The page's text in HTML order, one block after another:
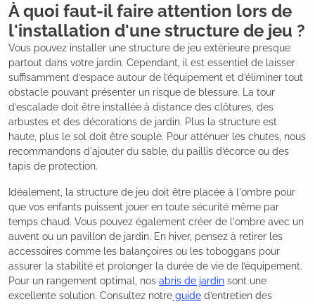
À quoi faut-il faire attention lors de
l'installation d'une structure de jeu ?
Vous pouvez installer une structure de jeu extérieure presque
partout dans votre jardin. Cependant, il est essentiel de laisser
suffisamment d’espace autour de l’équipement et d’éliminer tout
obstacle pouvant présenter un risque de blessure. La tour
d’escalade doit être installée à distance des clôtures, des
arbustes et des décorations de jardin. Plus la structure est
haute, plus le sol doit être souple. Pour atténuer les chutes, nous
recommandons d'ajouter du sable, du paillis d’écorce ou des
tapis de protection.
Idéalement, la structure de jeu doit être placée à l'ombre pour
que vos enfants puissent jouer en toute sécurité même par
temps chaud. Vous pouvez également créer de l'ombre avec un
auvent ou un pavillon de jardin. En hiver, pensez à retirer les
accessoires comme les balançoires ou les toboggans pour
assurer la stabilité et prolonger la durée de vie de l’équipement.
Pour un rangement optimal, nos abris de jardin sont une
excellente solution. Consultez notre guide d’entretien des